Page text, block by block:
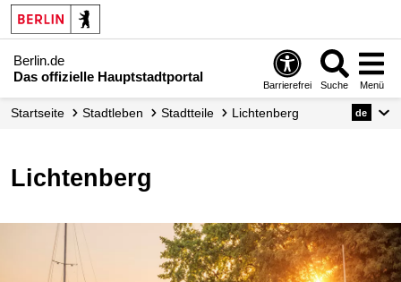
Berlin.de
Das offizielle Hauptstadtportal
Barrierefrei Suche Menü
Startseite Stadtleben Stadtteile Lichtenberg de
Lichtenberg